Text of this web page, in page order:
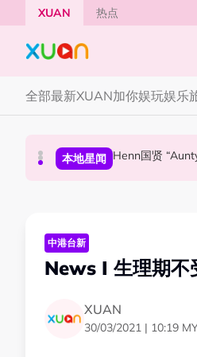
Skip to main content
XUAN 热点
全部最新XUAN加你娱玩娱乐
中港台新
本地星闻 Henn国贤
中港台新 63岁关之琳被曝
中港台新
News I 生理期不
XUAN
30/03/2021 | 10:19